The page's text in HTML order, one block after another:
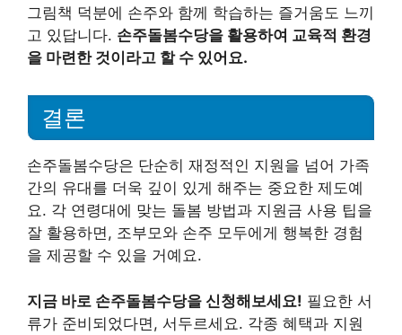
그림책 덕분에 손주와 함께 학습하는 즐거움도 느끼
고 있답니다. 손주돌봄수당을 활용하여 교육적 환경
을 마련한 것이라고 할 수 있어요.
결론
손주돌봄수당은 단순히 재정적인 지원을 넘어 가족
간의 유대를 더욱 깊이 있게 해주는 중요한 제도예
요. 각 연령대에 맞는 돌봄 방법과 지원금 사용 팁을
잘 활용하면, 조부모와 손주 모두에게 행복한 경험
을 제공할 수 있을 거예요.
지금 바로 손주돌봄수당을 신청해보세요! 필요한 서
류가 준비되었다면, 서두르세요. 각종 혜택과 지원